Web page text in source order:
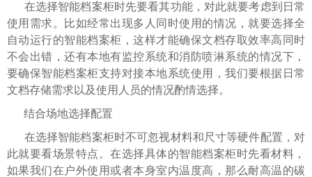
在选择智能档案柜时先要看其功能，对此就要考虑到日常
使用需求。比如经常出现多人同时使用的情况，就要选择全
自动运行的智能档案柜，这样才能确保文档存取效率高同时
不会出错，还有本地有监控系统和消防喷淋系统的情况下，
要确保智能档案柜支持对接本地系统使用，我们要根据日常
文档存储需求以及使用人员的情况酌情选择。
结合场地选择配置
在选择智能档案柜时不可忽视材料和尺寸等硬件配置，对
此就要看场景特点。在选择具体的智能档案柜时先看材料，
如果我们在户外使用或者本身室内温度高，那么耐高温的碳